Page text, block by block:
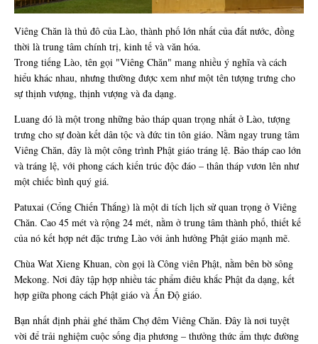
Viêng Chăn là thủ đô của Lào, thành phố lớn nhất của đất nước, đồng
thời là trung tâm chính trị, kinh tế và văn hóa.
Trong tiếng Lào, tên gọi "Viêng Chăn" mang nhiều ý nghĩa và cách
hiểu khác nhau, nhưng thường được xem như một tên tượng trưng cho
sự thịnh vượng, thịnh vượng và đa dạng.
Luang đó là một trong những bảo tháp quan trọng nhất ở Lào, tượng
trưng cho sự đoàn kết dân tộc và đức tin tôn giáo. Nằm ngay trung tâm
Viêng Chăn, đây là một công trình Phật giáo tráng lệ. Bảo tháp cao lớn
và tráng lệ, với phong cách kiến trúc độc đáo – thân tháp vươn lên như
một chiếc bình quý giá.
Patuxai (Cổng Chiến Thắng) là một di tích lịch sử quan trọng ở Viêng
Chăn. Cao 45 mét và rộng 24 mét, nằm ở trung tâm thành phố, thiết kế
của nó kết hợp nét đặc trưng Lào với ảnh hưởng Phật giáo mạnh mẽ.
Chùa Wat Xieng Khuan, còn gọi là Công viên Phật, nằm bên bờ sông
Mekong. Nơi đây tập hợp nhiều tác phẩm điêu khắc Phật đa dạng, kết
hợp giữa phong cách Phật giáo và Ấn Độ giáo.
Bạn nhất định phải ghé thăm Chợ đêm Viêng Chăn. Đây là nơi tuyệt
vời để trải nghiệm cuộc sống địa phương – thưởng thức ẩm thực đường